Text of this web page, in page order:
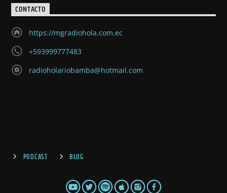
CONTACTO
https://mgradiohola.com.ec
+593999777483
radioholariobamba@hotmail.com
PODCAST BLOG